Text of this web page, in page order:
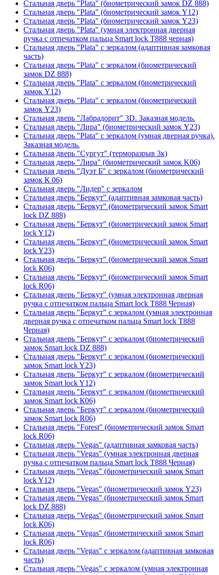
Стальная дверь "Plata" (биометрический замок DZ 888)
Стальная дверь "Plata" (биометрический замок Y12)
Стальная дверь "Plata" (биометрический замок Y23)
Стальная дверь "Plata" (умная электронная дверная
ручка с отпечатком пальца Smart lock T888 черная)
Стальная дверь "Plata" с зеркалом (адаптивная замковая
часть)
Стальная дверь "Plata" с зеркалом (биометрический
замок DZ 888)
Стальная дверь "Plata" с зеркалом (биометрический
замок Y12)
Стальная дверь "Plata" с зеркалом (биометрический
замок Y23)
Стальная дверь "Лабрадорит" 3D. Заказная модель.
Стальная дверь "Лира" (биометрический замок Y23)
Стальная дверь "Plata" с зеркалом (умная дверная ручка).
Заказная модель.
Стальная дверь "Сургут" (терморазрыв 3к)
Стальная дверь "Лира" (биометрический замок K06)
Стальная дверь "Дуэт Б" с зеркалом (биометрический
замок К 06)
Стальная дверь "Лидер" с зеркалом
Стальная дверь "Беркут" (адаптивная замковая часть)
Стальная дверь "Беркут" (биометрический замок Smart
lock DZ 888)
Стальная дверь "Беркут" (биометрический замок Smart
lock Y12)
Стальная дверь "Беркут" (биометрический замок Smart
lock Y23)
Стальная дверь "Беркут" (биометрический замок Smart
lock К06)
Стальная дверь "Беркут" (биометрический замок Smart
lock R06)
Стальная дверь "Беркут" (умная электронная дверная
ручка с отпечатком пальца Smart lock T888 Черная)
Стальная дверь "Беркут" с зеркалом (умная электронная
дверная ручка с отпечатком пальца Smart lock T888
Черная)
Стальная дверь "Беркут" с зеркалом (биометрический
замок Smart lock DZ 888)
Стальная дверь "Беркут" с зеркалом (биометрический
замок Smart lock Y23)
Стальная дверь "Беркут" с зеркалом (биометрический
замок Smart lock Y12)
Стальная дверь "Беркут" с зеркалом (биометрический
замок Smart lock К06)
Стальная дверь "Беркут" с зеркалом (биометрический
замок Smart lock R06)
Стальная дверь "Forest" (биометрический замок Smart
lock R06)
Стальная дверь "Vegas" (адаптивная замковая часть)
Стальная дверь "Vegas" (умная электронная дверная
ручка с отпечатком пальца Smart lock T888 Черная)
Стальная дверь "Vegas" (биометрический замок Smart
lock Y12)
Стальная дверь "Vegas" (биометрический замок Y23)
Стальная дверь "Vegas" (биометрический замок Smart
lock DZ 888)
Стальная дверь "Vegas" (биометрический замок Smart
lock К06)
Стальная дверь "Vegas" (биометрический замок Smart
lock R06)
Стальная дверь "Vegas" с зеркалом (адаптивная замковая
часть)
Стальная дверь "Vegas" с зеркалом (умная электронная